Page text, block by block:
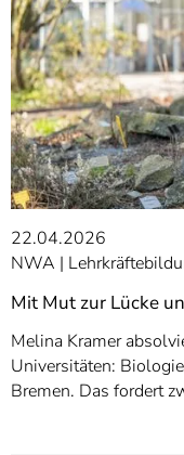
22.04.2026
NWA
Mit Mut zur Lücke
Melina Kramer
Universitäten:
Bremen. Das fordert